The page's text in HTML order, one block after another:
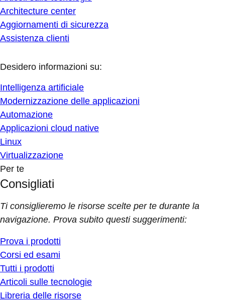
Architecture center
Aggiornamenti di sicurezza
Assistenza clienti
Desidero informazioni su:
Intelligenza artificiale
Modernizzazione delle applicazioni
Automazione
Applicazioni cloud native
Linux
Virtualizzazione
Per te
Consigliati
Ti consiglieremo le risorse scelte per te durante la
navigazione. Prova subito questi suggerimenti:
Prova i prodotti
Corsi ed esami
Tutti i prodotti
Articoli sulle tecnologie
Libreria delle risorse